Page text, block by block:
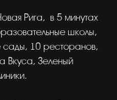
Рига, в 5 минутах
школы,
сады, 10 ресторанов,
Вкуса, Зеленый